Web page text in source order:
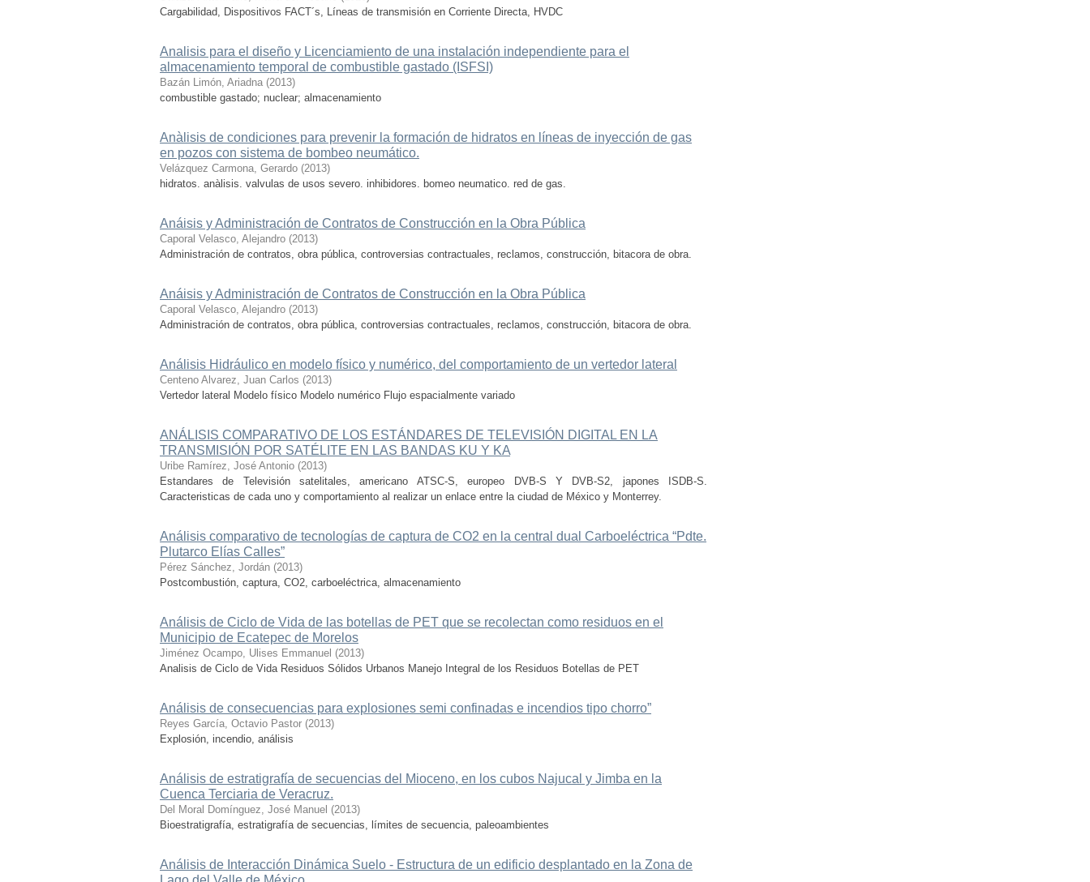
Cargabilidad, Dispositivos FACT´s, Líneas de transmisión en Corriente Directa, HVDC
Analisis para el diseño y Licenciamiento de una instalación independiente para el
almacenamiento temporal de combustible gastado (ISFSI)
Bazán Limón, Ariadna (2013)
combustible gastado; nuclear; almacenamiento
Anàlisis de condiciones para prevenir la formación de hidratos en líneas de inyección de gas
en pozos con sistema de bombeo neumático.
Velázquez Carmona, Gerardo (2013)
hidratos. anàlisis. valvulas de usos severo. inhibidores. bomeo neumatico. red de gas.
Anáisis y Administración de Contratos de Construcción en la Obra Pública
Caporal Velasco, Alejandro (2013)
Administración de contratos, obra pública, controversias contractuales, reclamos, construcción, bitacora de obra.
Anáisis y Administración de Contratos de Construcción en la Obra Pública
Caporal Velasco, Alejandro (2013)
Administración de contratos, obra pública, controversias contractuales, reclamos, construcción, bitacora de obra.
Análisis Hidráulico en modelo físico y numérico, del comportamiento de un vertedor lateral
Centeno Alvarez, Juan Carlos (2013)
Vertedor lateral Modelo físico Modelo numérico Flujo espacialmente variado
ANÁLISIS COMPARATIVO DE LOS ESTÁNDARES DE TELEVISIÓN DIGITAL EN LA
TRANSMISIÓN POR SATÉLITE EN LAS BANDAS KU Y KA
Uribe Ramírez, José Antonio (2013)
Estandares de Televisión satelitales, americano ATSC-S, europeo DVB-S Y DVB-S2, japones ISDB-S.
Caracteristicas de cada uno y comportamiento al realizar un enlace entre la ciudad de México y Monterrey.
Análisis comparativo de tecnologías de captura de CO2 en la central dual Carboeléctrica “Pdte.
Plutarco Elías Calles”
Pérez Sánchez, Jordán (2013)
Postcombustión, captura, CO2, carboeléctrica, almacenamiento
Análisis de Ciclo de Vida de las botellas de PET que se recolectan como residuos en el
Municipio de Ecatepec de Morelos
Jiménez Ocampo, Ulises Emmanuel (2013)
Analisis de Ciclo de Vida Residuos Sólidos Urbanos Manejo Integral de los Residuos Botellas de PET
Análisis de consecuencias para explosiones semi confinadas e incendios tipo chorro”
Reyes García, Octavio Pastor (2013)
Explosión, incendio, análisis
Análisis de estratigrafía de secuencias del Mioceno, en los cubos Najucal y Jimba en la
Cuenca Terciaria de Veracruz.
Del Moral Domínguez, José Manuel (2013)
Bioestratigrafía, estratigrafía de secuencias, límites de secuencia, paleoambientes
Análisis de Interacción Dinámica Suelo - Estructura de un edificio desplantado en la Zona de